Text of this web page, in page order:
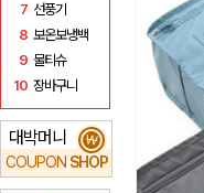
7 선풍기
8 보온보냉백
9 물티슈
10 장바구니
대박머니
COUPON SHOP
₩